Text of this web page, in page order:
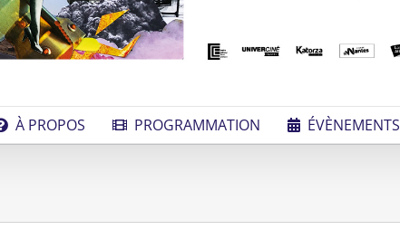
À PROPOS PROGRAMMATION ÉVÈNEMENTS